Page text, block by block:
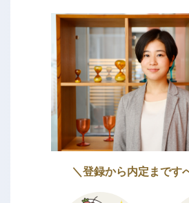
＼登録から内定まです